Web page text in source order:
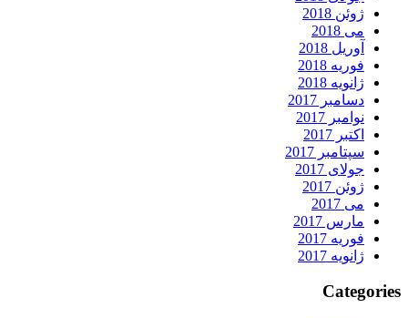
ژوئن 2018
می 2018
آوریل 2018
فوریه 2018
ژانویه 2018
دسامبر 2017
نوامبر 2017
اکتبر 2017
سپتامبر 2017
جولای 2017
ژوئن 2017
می 2017
مارس 2017
فوریه 2017
ژانویه 2017